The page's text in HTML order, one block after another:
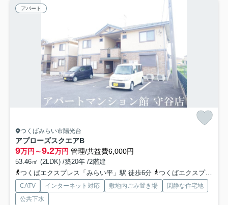
アパート
つくばみらい市陽光台
アプローズスクエアB
9万円～9.2万円 管理/共益費6,000円
53.46㎡ (2LDK) /築20年 /2階建
つくばエクスプレス「みらい平」駅 徒歩6分
つくばエクスプレス「みどりの」駅 徒歩64分車20分 8.0km
CATV インターネット対応 敷地内ごみ置き場
閑静な住宅地
公共下水